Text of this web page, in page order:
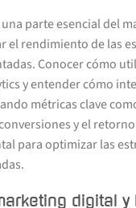
parte esencial del
el rendimiento de las
Conocer cómo
y entender cómo
métricas clave
y el
para optimizar las
digital y